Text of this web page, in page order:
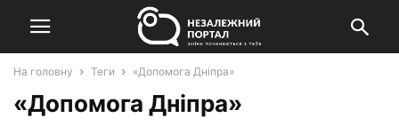
На головну Теги «Допомога Дніпра»
«Допомога Дніпра»